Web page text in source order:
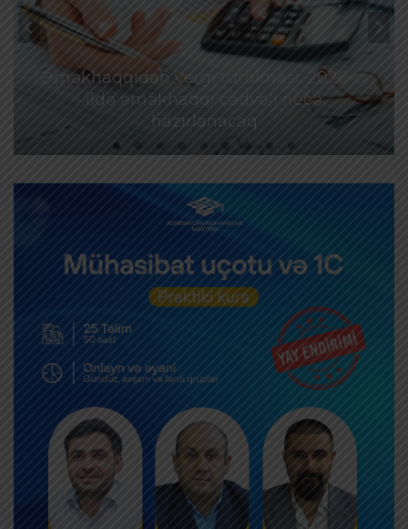
Əməkhaqqıdan vergi tutulması: 2026-cı
ildə əməkhaqqı cədvəli necə
hazırlanacaq